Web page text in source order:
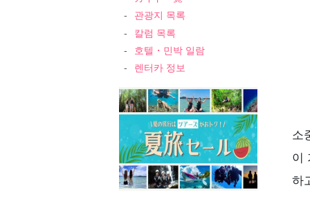
관광지 목록
칼럼 목록
호텔・민박 일람
렌터카 정보
소
이
하